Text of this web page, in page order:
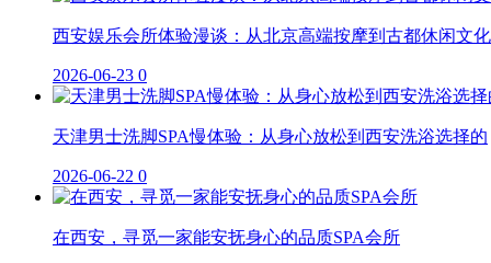
西安娱乐会所体验漫谈：从北京高端按摩到古都休闲文化
2026-06-23 0
天津男士洗脚SPA慢体验：从身心放松到西安洗浴选择的
2026-06-22 0
在西安，寻觅一家能安抚身心的品质SPA会所